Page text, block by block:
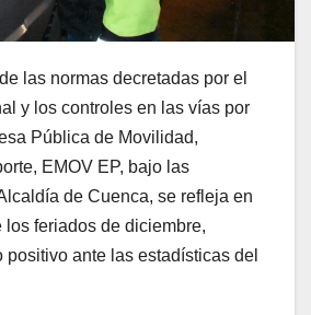
las normas decretadas por el
y los controles en las vías por
Pública de Movilidad,
EMOV EP, bajo las
de Cuenca, se refleja en
los feriados de diciembre,
positivo ante las estadísticas del